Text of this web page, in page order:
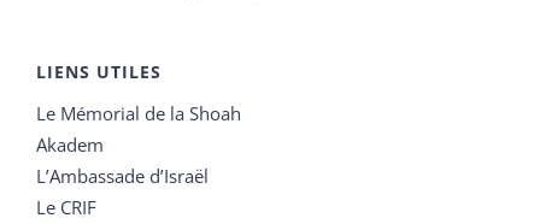
LIENS UTILES
Le Mémorial de la Shoah
Akadem
L’Ambassade d’Israël
Le CRIF